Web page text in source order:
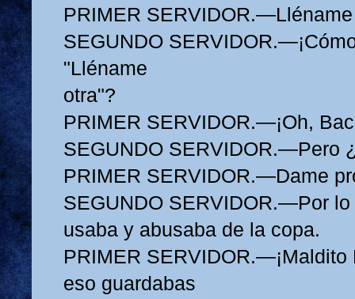
PRIMER
SEGUNDO
"Lléname
otra"?
PRIMER SERVIDOR.—¡Oh,
SEGUNDO SERVIDOR.—Pero
PRIMER SERVIDOR.—Dame
SEGUNDO SERVIDOR.—Por
usaba y abusaba de la copa.
PRIMER SERVIDOR.—¡Maldito
eso guardabas